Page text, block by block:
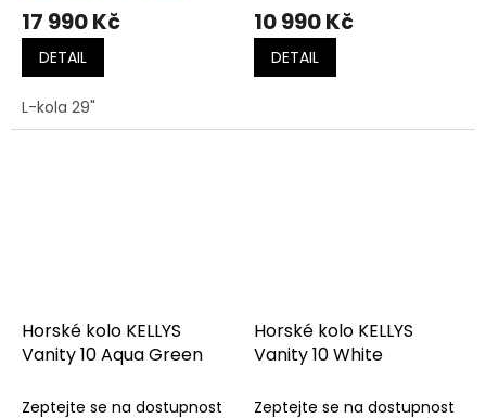
17 990 Kč
DETAIL
L-kola 29"
10 990 Kč
DETAIL
Horské kolo KELLYS
Vanity 10 Aqua Green
Zeptejte se na dostupnost
Horské kolo KELLYS
Vanity 10 White
Zeptejte se na dostupnost